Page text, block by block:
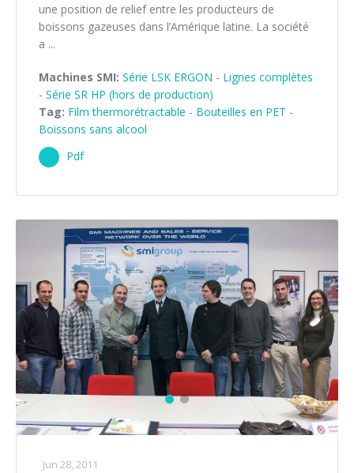
une position de relief entre les producteurs de
boissons gazeuses dans l’Amérique latine. La société
a ...
Machines SMI: Série LSK ERGON - Lignes complètes
- Série SR HP (hors de production)
Tag: Film thermorétractable - Bouteilles en PET -
Boissons sans alcool
Pdf
Jun 28, 2011